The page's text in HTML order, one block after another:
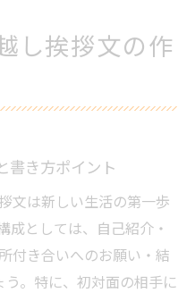
し挨拶文の作
書き方ポイント
文は新しい生活の第一歩
成としては、自己紹介・
付き合いへのお願い・結
。特に、初対面の相手に